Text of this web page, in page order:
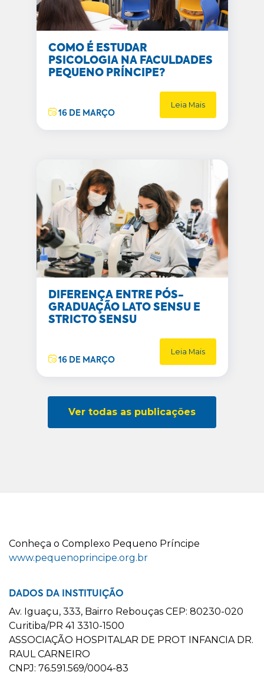
COMO É ESTUDAR
PSICOLOGIA NA FACULDADES
PEQUENO PRÍNCIPE?
16 DE MARÇO
Leia Mais
DIFERENÇA ENTRE PÓS-
GRADUAÇÃO LATO SENSU E
STRICTO SENSU
16 DE MARÇO
Leia Mais
Ver todas as publicações
Conheça o Complexo Pequeno Príncipe
www.pequenoprincipe.org.br
DADOS DA INSTITUIÇÃO
Av. Iguaçu, 333, Bairro Rebouças CEP: 80230-020
Curitiba/PR 41 3310-1500
ASSOCIAÇÃO HOSPITALAR DE PROT INFANCIA DR.
RAUL CARNEIRO
CNPJ: 76.591.569/0004-83